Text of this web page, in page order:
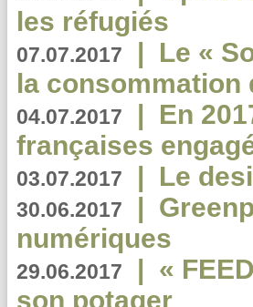
les réfugiés
07.07.2017 | Le «
la consommation
04.07.2017 | En
françaises
03.07.2017 | Le
30.06.2017 |
numériques
29.06.2017 | «
son potager